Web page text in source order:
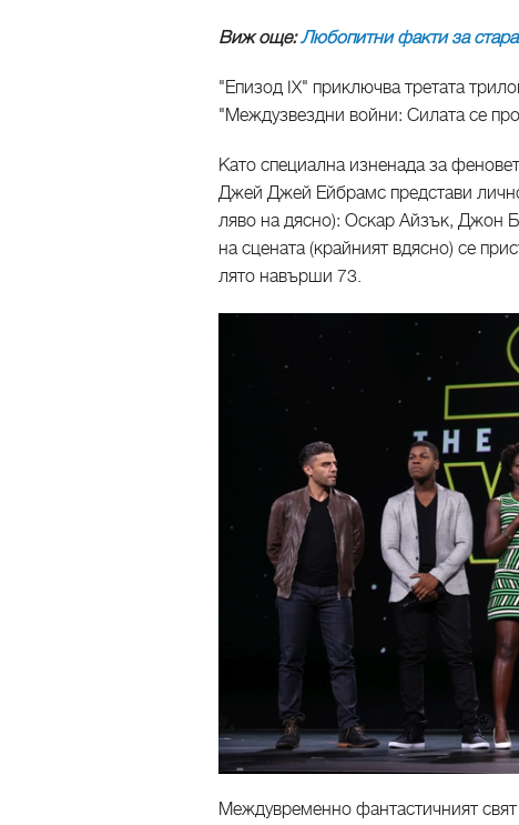
Виж още:Любопитни факти за
"Епизод IX" приключва третата
"Междузвездни войни: Силата се
Като специална изненада за
Джей Джей Ейбрамс представи
ляво на дясно): Оскар Айзък, Джон
на сцената (крайният вдясно) се
лято навърши 73.
Междувременно фантастичният